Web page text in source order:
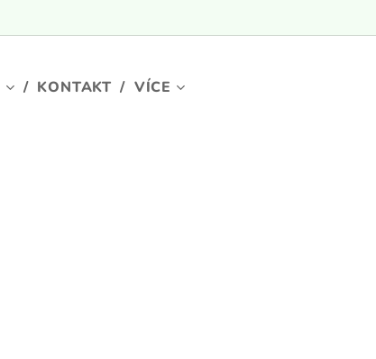
KONTAKT VÍCE